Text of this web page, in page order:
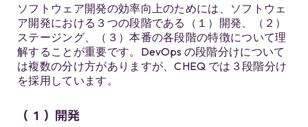
ソフトウェア開発の効率向上のためには、ソフトウェ
ア開発における３つの段階である（１）開発、（２）
ステージング、（３）本番の各段階の特徴について理
解することが重要です。DevOps の段階分けについて
は複数の分け方がありますが、CHEQ では３段階分け
を採用しています。
（１）開発